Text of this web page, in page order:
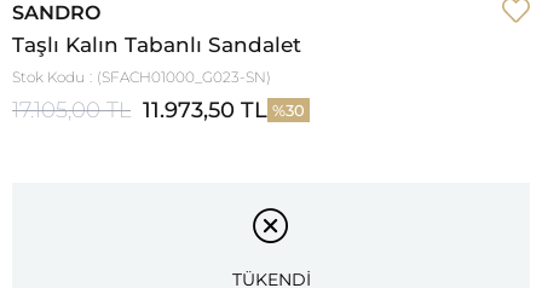
SANDRO
Taşlı Kalın Tabanlı Sandalet
Stok Kodu (SFACH01000_G023-SN)
17.105,00 TL 11.973,50 TL 30
TÜKENDİ